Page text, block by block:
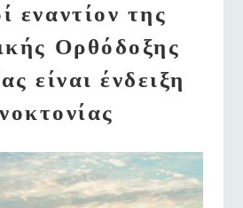
εναντίον της
Ορθόδοξης
είναι ένδειξη